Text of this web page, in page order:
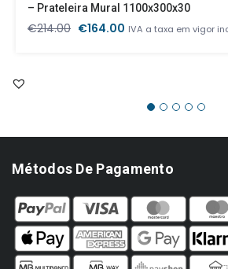
– Prateleira Mural 1100x300x30
€214.00 O
€164.00 O
IVA a taxa em vigor
Métodos De Pagamento